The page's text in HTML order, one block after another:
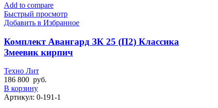
Add to compare
Быстрый просмотр
Добавить в Избранное
Комплект Авангард ЗК 25 (П2) Классика
Змеевик кирпич
Техно Лит
186 800 руб.
В корзину
Артикул: 0-191-1